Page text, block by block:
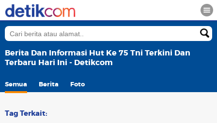
Berita Dan Informasi Hut Ke 75 Tni Terkini Dan
Terbaru Hari Ini - Detikcom
Semua Berita Foto
Tag Terkait: